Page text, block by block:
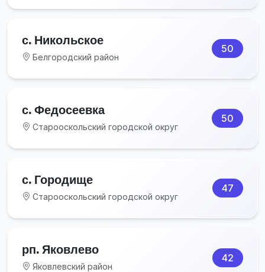
с. Никольское
Белгородский район
50
с. Федосеевка
Старооскольский городской округ
50
с. Городище
Старооскольский городской округ
47
рп. Яковлево
Яковлевский район
42